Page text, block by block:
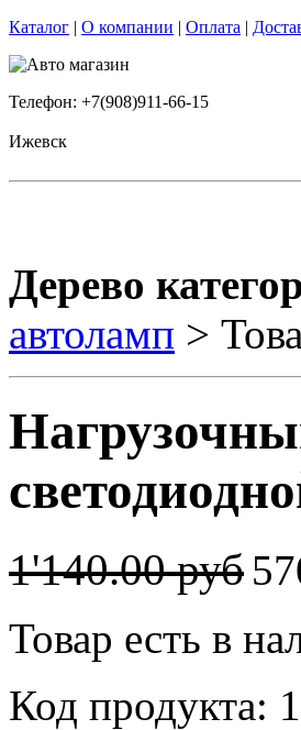
Каталог | О компании | Оплата |
Телефон: +7(908)911-66-15
Ижевск
Дерево
автоламп >
1'140.00 руб
Товар есть в
Код продукта: